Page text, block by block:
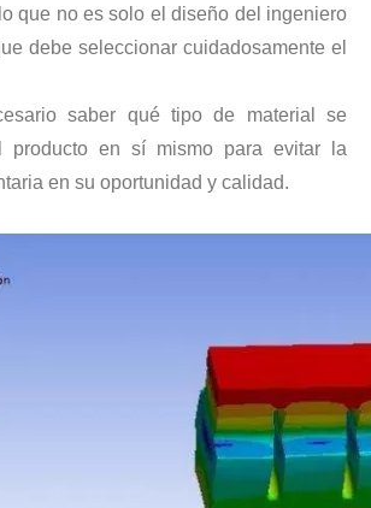
Combinando ultrasonidos con otras tecnologías de tratamiento de agua
sobre la extracción de antioxidantes y
que no es solo el diseño del ingeniero
debe seleccionar cuidadosamente el
saber qué tipo de material se
producto en sí mismo para evitar la
en su oportunidad y calidad.